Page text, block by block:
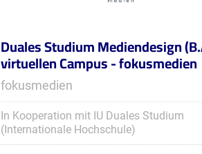
Duales Studium Mediendesign
virtuellen Campus - fokusmedien
fokusmedien
In Kooperation mit IU Duales Studium
(Internationale Hochschule)